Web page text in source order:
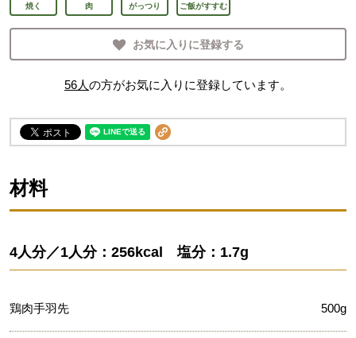
焼く 肉 がっつり ご飯がすすむ
お気に入りに登録する
56人の方がお気に入りに登録しています。
材料
4人分／1人分：256kcal 塩分：1.7g
鶏肉手羽先 500g